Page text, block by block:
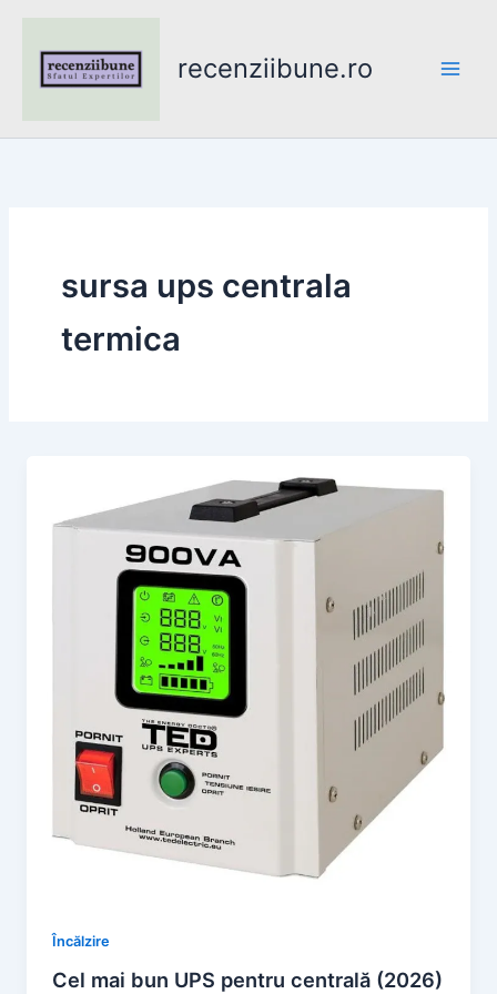
content
recenziibune.ro
sursa ups centrala
termica
Încălzire
Cel mai bun UPS pentru centrală (2026)